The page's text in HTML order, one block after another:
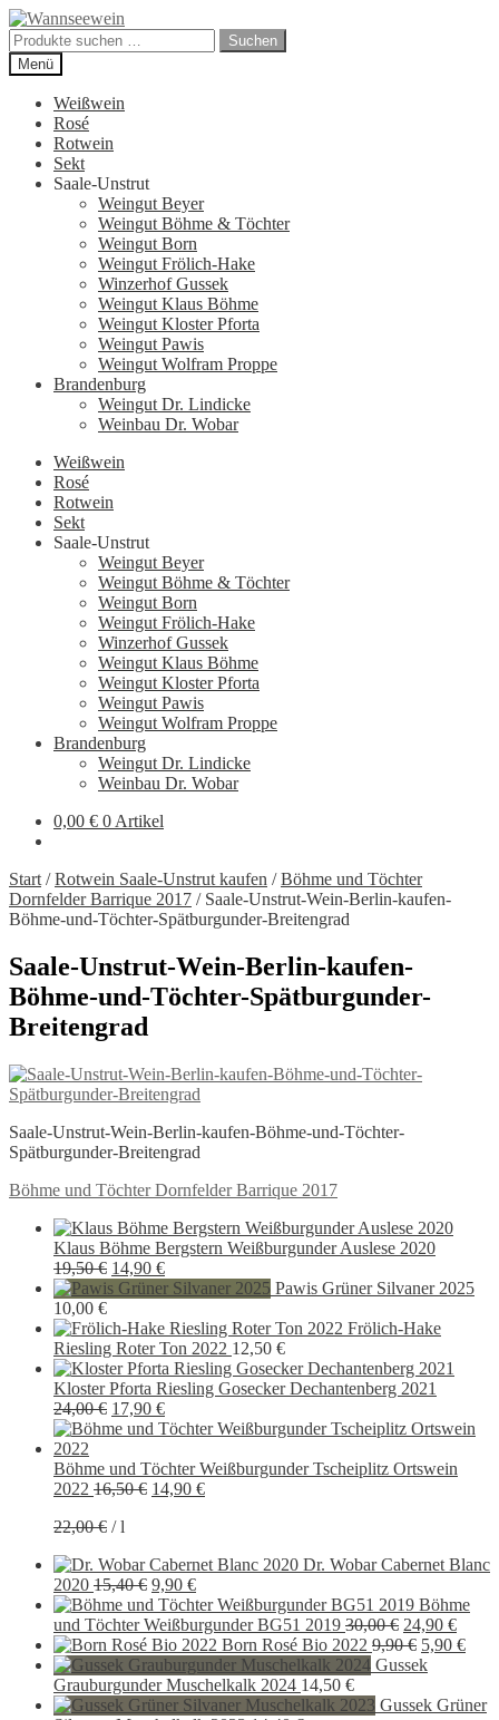
Zur
Navigation
springen
Zum
Inhalt
springen
Suchen
nach:
Suchen
Menü
Weißwein
Rosé
Rotwein
Sekt
Saale-Unstrut
Weingut Beyer
Weingut Böhme & Töchter
Weingut Born
Weingut Frölich-Hake
Winzerhof Gussek
Weingut Klaus Böhme
Weingut Kloster Pforta
Weingut Pawis
Weingut Wolfram Proppe
Brandenburg
Weingut Dr. Lindicke
Weinbau Dr. Wobar
Weißwein
Rosé
Rotwein
Sekt
Saale-Unstrut
Weingut Beyer
Weingut Böhme & Töchter
Weingut Born
Weingut Frölich-Hake
Winzerhof Gussek
Weingut Klaus Böhme
Weingut Kloster Pforta
Weingut Pawis
Weingut Wolfram Proppe
Brandenburg
Weingut Dr. Lindicke
Weinbau Dr. Wobar
0,00 € 0 Artikel
Start /Rotwein Saale-Unstrut kaufen /Böhme und Töchter
Dornfelder Barrique 2017 / Saale-Unstrut-Wein-Berlin-kaufen-
Böhme-und-Töchter-Spätburgunder-Breitengrad
Saale-Unstrut-Wein-Berlin-kaufen-
Böhme-und-Töchter-Spätburgunder-
Breitengrad
Saale-Unstrut-Wein-Berlin-kaufen-Böhme-und-Töchter-
Spätburgunder-Breitengrad
Beitragsnavigation
Vorheriger
Böhme und Töchter Dornfelder Barrique 2017
Klaus Böhme Bergstern Weißburgunder Auslese 2020
19,50€ Ursprünglicher
Preis
19,50 €
14,90 €Aktueller
Preis
14,90 €.
Pawis Grüner Silvaner 2025
10,00 €
Frölich-Hake
Riesling Roter Ton 2022 12,50 €
Kloster Pforta Riesling Gosecker Dechantenberg 2021
24,00€ Ursprünglicher
Preis
24,00 €
17,90 €Aktueller
Preis
17,90 €.
Böhme und Töchter Weißburgunder Tscheiplitz Ortswein
2022 16,50€ Ursprünglicher
14,90 €Aktueller
22,00€ /l
Dr. Wobar Cabernet Blanc
2020 15,40€ Ursprünglicher
Preis
war:
15,40 €
9,90 €Aktueller
Preis
ist:
9,90 €.
Böhme
und Töchter Weißburgunder BG51 2019 30,00€
Preis
war:
24,90 €
Preis
Born Rosé Bio 2022 9,90€
Preis
9,90 €
5,90 €
5,90
Gussek
Grauburgunder Muschelkalk 2024 14,50 €
Gussek Grüner